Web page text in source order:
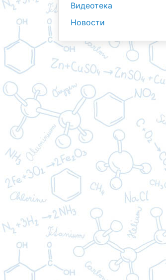
Видеотека
Новости